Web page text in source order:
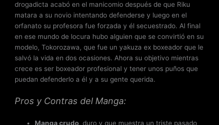
drogadicta acabó en el manicomio después de que Riku
matara a su novio intentando defenderse y luego en el
orfanato su profesora fue forzada y él secuestrado. Al final
en ese mundo de locura hubo alguien que se convirtió en su
modelo, Tokorozawa, que fue un yakuza ex boxeador que le
salvó la vida en dos ocasiones. Ahora su objetivo mientras
crece es ser boxeador profesional y tener unos puños que
puedan defenderlo a él y a su gente querida.
Pros y Contras del Manga:
Manga crudo, duro y que muestra un triste pasado